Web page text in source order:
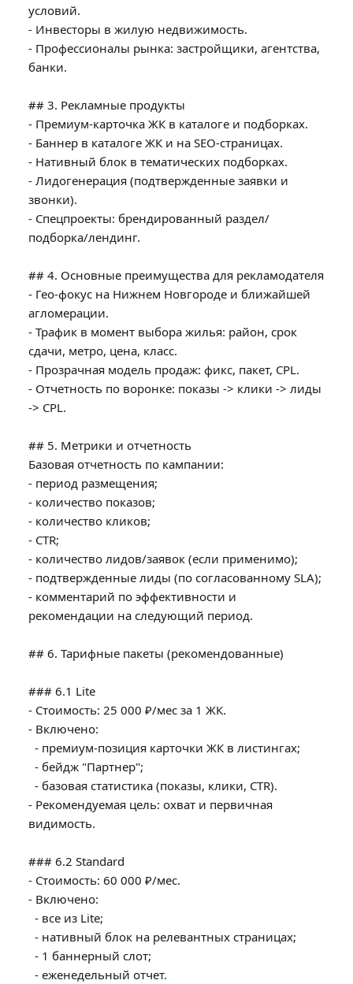
условий.
- Инвесторы в жилую недвижимость.
- Профессионалы рынка: застройщики, агентства,
банки.
## 3. Рекламные продукты
- Премиум-карточка ЖК в каталоге и подборках.
- Баннер в каталоге ЖК и на SEO-страницах.
- Нативный блок в тематических подборках.
- Лидогенерация (подтвержденные заявки и
звонки).
- Спецпроекты: брендированный раздел/
подборка/лендинг.
## 4. Основные преимущества для рекламодателя
- Гео-фокус на Нижнем Новгороде и ближайшей
агломерации.
- Трафик в момент выбора жилья: район, срок
сдачи, метро, цена, класс.
- Прозрачная модель продаж: фикс, пакет, CPL.
- Отчетность по воронке: показы -> клики -> лиды
-> CPL.
## 5. Метрики и отчетность
Базовая отчетность по кампании:
- период размещения;
- количество показов;
- количество кликов;
- CTR;
- количество лидов/заявок (если применимо);
- подтвержденные лиды (по согласованному SLA);
- комментарий по эффективности и
рекомендации на следующий период.
## 6. Тарифные пакеты (рекомендованные)
### 6.1 Lite
- Стоимость: 25 000 ₽/мес за 1 ЖК.
- Включено:
- Рекомендуемая цель: охват и первичная
видимость.
### 6.2 Standard
- Стоимость: 60 000 ₽/мес.
- Включено: